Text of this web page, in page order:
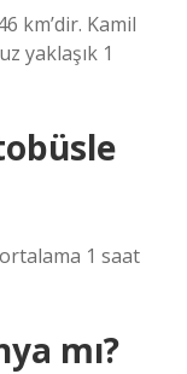
km’dir. Kamil
yaklaşık 1
1 saat
mı?